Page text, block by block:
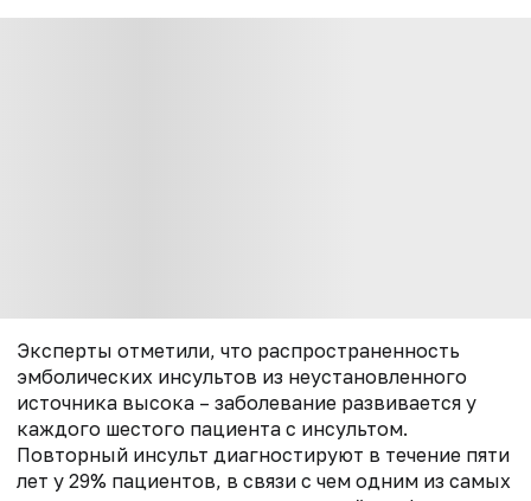
Эксперты отметили, что распространенность
эмболических инсультов из неустановленного
источника высока – заболевание развивается у
каждого шестого пациента с инсультом.
Повторный инсульт диагностируют в течение пяти
лет у 29% пациентов, в связи с чем одним из самых